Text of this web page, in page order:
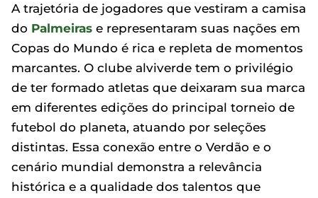
A trajetória de jogadores que vestiram a camisa
do Palmeiras e representaram suas nações em
Copas do Mundo é rica e repleta de momentos
marcantes. O clube alviverde tem o privilégio
de ter formado atletas que deixaram sua marca
em diferentes edições do principal torneio de
futebol do planeta, atuando por seleções
distintas. Essa conexão entre o Verdão e o
cenário mundial demonstra a relevância
histórica e a qualidade dos talentos que